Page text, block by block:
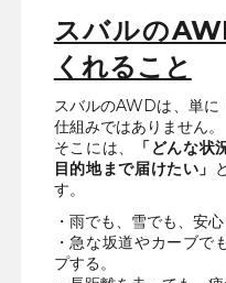
スバルの
くれること
スバルのAWDは、単に
仕組みではありません。
そこには、
「どんな状
目的地まで届けたい」
す。
・雨でも、雪でも、安心
・急な坂道やカーブで
プする。